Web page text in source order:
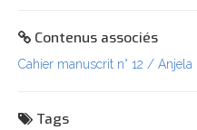
Contenus associés
Cahier manuscrit n° 12 / Anjela
Tags